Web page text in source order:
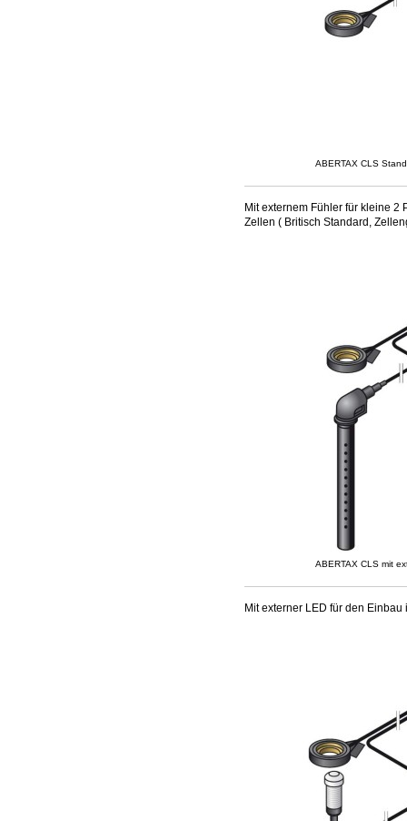
ABERTAX CLS
Mit externem Fühler für kleine 2
Zellen ( Britisch Standard,
ABERTAX CLS mit
Mit externer LED für den